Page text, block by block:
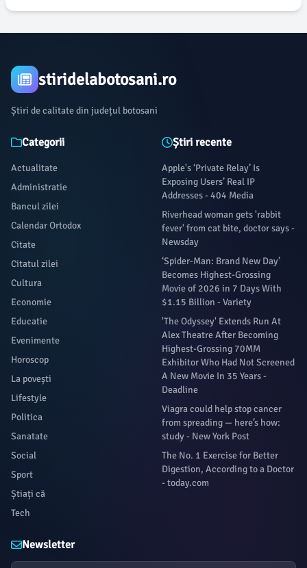
stiridelabotosani.ro
Știri de calitate din județul botosani
Categorii
Actualitate
Administratie
Bancul zilei
Calendar Ortodox
Citate
Citatul zilei
Cultura
Economie
Educatie
Evenimente
Horoscop
La povești
Lifestyle
Politica
Sanatate
Social
Sport
Știați că
Tech
Știri recente
Apple's ‘Private Relay’ Is
Exposing Users’ Real IP
Addresses - 404 Media
Riverhead woman gets 'rabbit
fever' from cat bite, doctor says -
Newsday
‘Spider-Man: Brand New Day’
Becomes Highest-Grossing
Movie of 2026 in 7 Days With
$1.15 Billion - Variety
'The Odyssey' Extends Run At
Alex Theatre After Becoming
Highest-Grossing 70MM
Exhibitor Who Had Not Screened
A New Movie In 35 Years -
Deadline
Viagra could help stop cancer
from spreading — here’s how:
study - New York Post
The No. 1 Exercise for Better
Digestion, According to a Doctor
- today.com
Newsletter